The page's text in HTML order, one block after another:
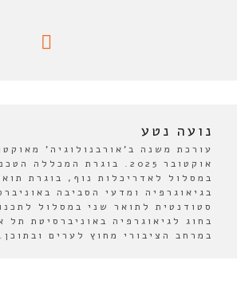
נועה נטע
אוקטובר 2025. בוגרת
במסלול לאדריכלות נוף, בוגרת
בגיאוגרפיה ומדעי הסביבה
סטודנטית לתואר שני במסלול
בחוג לגיאוגרפיה באוניברסיטת תל
במרחב הציבורי מחוץ לערים ובתוכן.